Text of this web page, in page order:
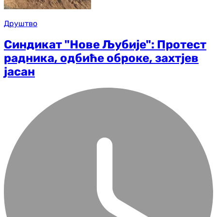
Друштво
Синдикат "Нове Љубије": Протест
радника, одбиће оброке, захтјев
јасан